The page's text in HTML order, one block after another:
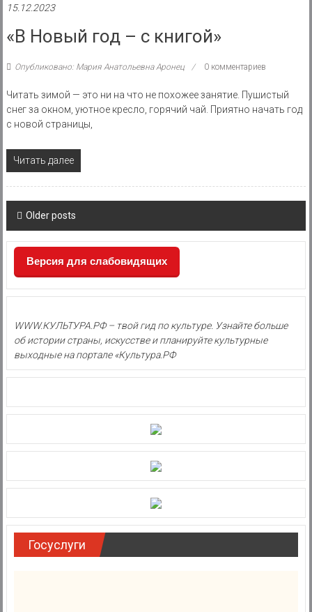
15.12.2023
«В Новый год – с книгой»
Опубликовано: Мария Анатольевна Аронец 0 комментариев
Читать зимой — это ни на что не похожее занятие. Пушистый
снег за окном, уютное кресло, горячий чай. Приятно начать год
с новой страницы,
Читать далее
Posts
navigation
Older posts
Версия для слабовидящих
WWW.КУЛЬТУРА.РФ – твой гид по культуре. Узнайте больше
об истории страны, искусстве и планируйте культурные
выходные на портале «Культура.РФ
Госуслуги